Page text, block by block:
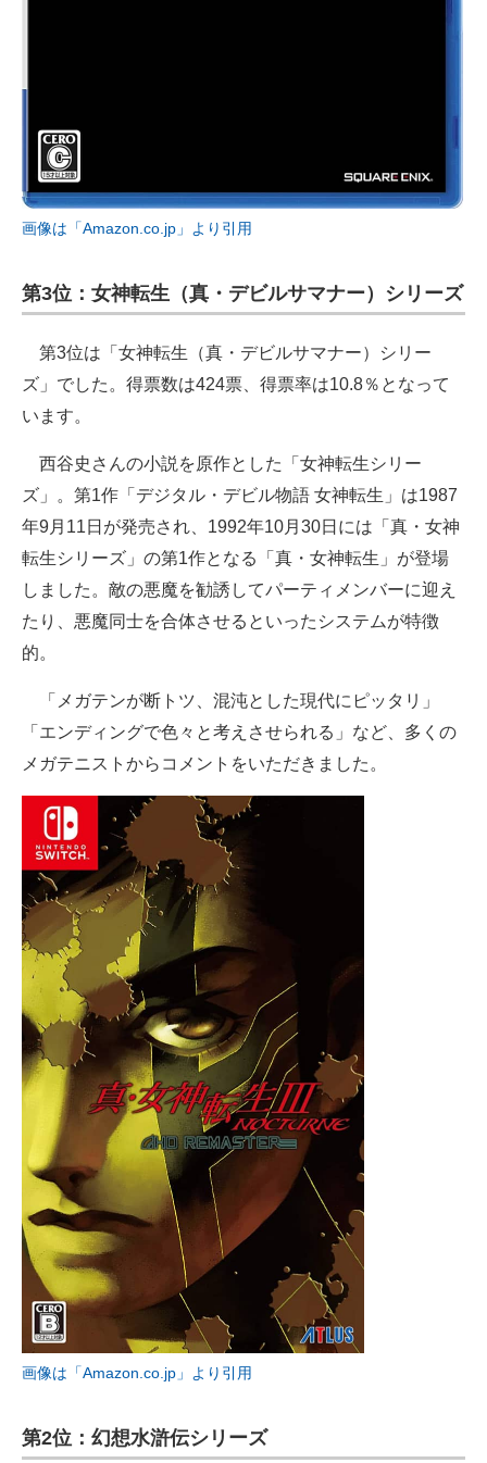
画像は「Amazon.co.jp」より引用
第3位：女神転生（真・デビルサマナー）シリーズ
第3位は「女神転生（真・デビルサマナー）シリー
ズ」でした。得票数は424票、得票率は10.8％となって
います。
西谷史さんの小説を原作とした「女神転生シリー
ズ」。第1作「デジタル・デビル物語 女神転生」は1987
年9月11日が発売され、1992年10月30日には「真・女神
転生シリーズ」の第1作となる「真・女神転生」が登場
しました。敵の悪魔を勧誘してパーティメンバーに迎え
たり、悪魔同士を合体させるといったシステムが特徴
的。
「メガテンが断トツ、混沌とした現代にピッタリ」
「エンディングで色々と考えさせられる」など、多くの
メガテニストからコメントをいただきました。
画像は「Amazon.co.jp」より引用
第2位：幻想水滸伝シリーズ